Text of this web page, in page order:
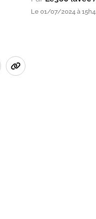
Le 01/07/2024 à